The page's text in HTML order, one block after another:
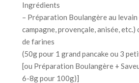
Ingrédients
– Préparation Boulangère au levain
campagne, provençale, anisée,
de farines
(50g pour 1 grand pancake ou 3
[ou Préparation Boulangère +
6-8g pour 100g)]